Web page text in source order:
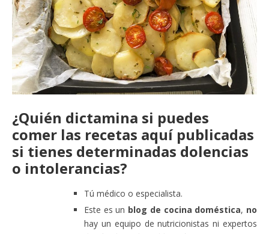
¿Quién dictamina si puedes
comer las recetas aquí publicadas
si tienes determinadas dolencias
o intolerancias?
Tú médico o especialista.
Este es un blog de cocina doméstica, no
hay un equipo de nutricionistas ni expertos